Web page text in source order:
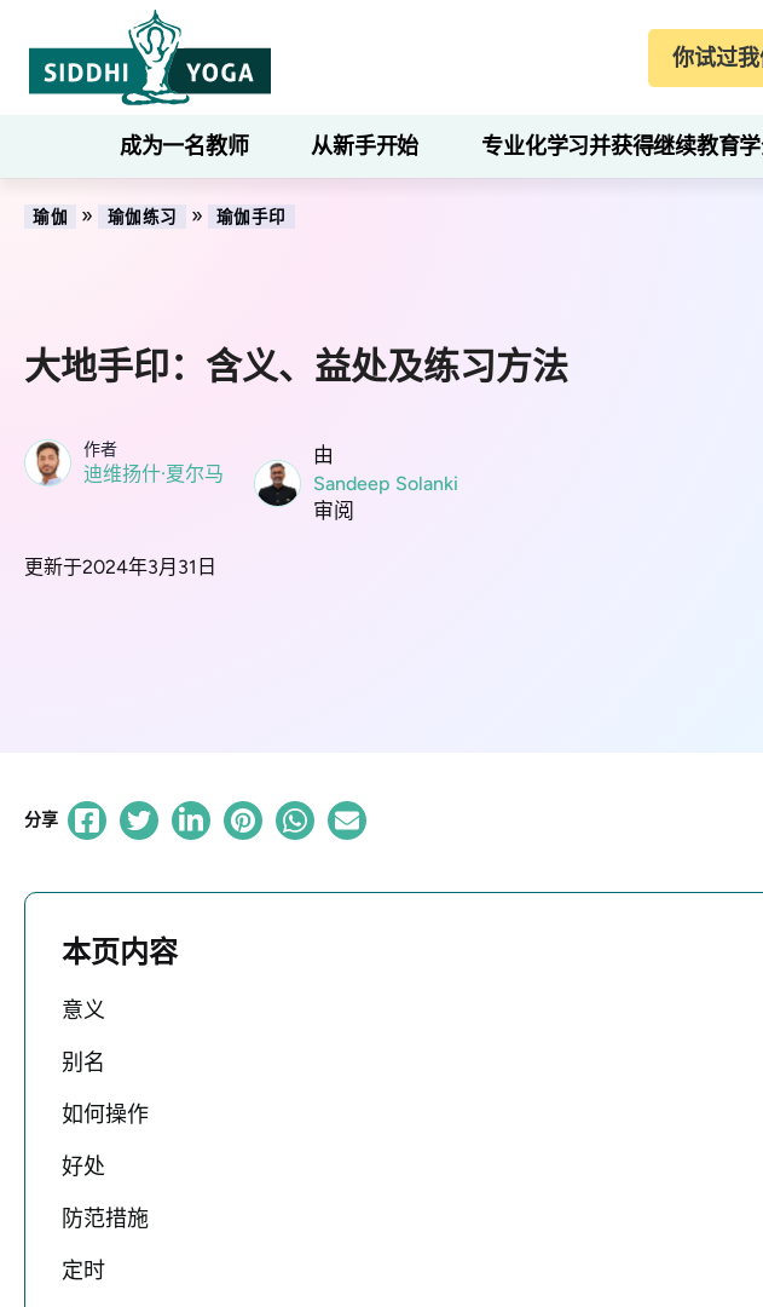
你试过我
成为一名教师 从新手开始 专业化学习并获得继续教育
瑜伽 » 瑜伽练习 » 瑜伽手印
大地手印：含义、益处及练习方法
作者
迪维扬什·夏尔马
由
Sandeep Solanki
审阅
更新于2024年3月31日
分享
本页内容
意义
别名
如何操作
好处
防范措施
定时